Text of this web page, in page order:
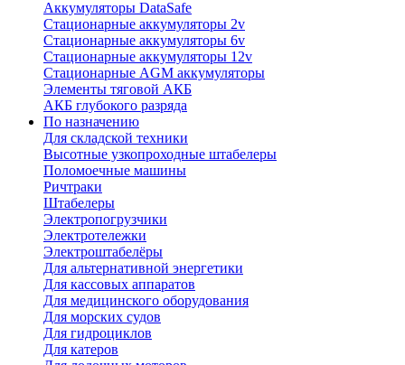
Аккумуляторы DataSafe
Стационарные аккумуляторы 2v
Стационарные аккумуляторы 6v
Стационарные аккумуляторы 12v
Стационарные AGM аккумуляторы
Элементы тяговой АКБ
АКБ глубокого разряда
По назначению
Для складской техники
Высотные узкопроходные штабелеры
Поломоечные машины
Ричтраки
Штабелеры
Электропогрузчики
Электротележки
Электроштабелёры
Для альтернативной энергетики
Для кассовых аппаратов
Для медицинского оборудования
Для морских судов
Для гидроциклов
Для катеров